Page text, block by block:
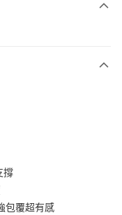
撐
包覆超有感